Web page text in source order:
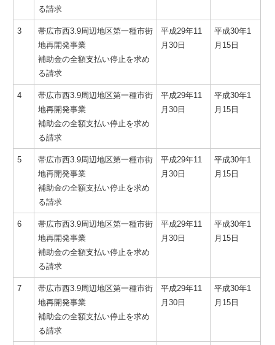
る請求
3
帯広市西3.9周辺地区第一種市街
地再開発事業
補助金の全額支払い停止を求め
る請求
平成29年11
月30日
平成30年1
月15日
4
帯広市西3.9周辺地区第一種市街
地再開発事業
補助金の全額支払い停止を求め
る請求
平成29年11
月30日
平成30年1
月15日
5
帯広市西3.9周辺地区第一種市街
地再開発事業
補助金の全額支払い停止を求め
る請求
平成29年11
月30日
平成30年1
月15日
6
帯広市西3.9周辺地区第一種市街
地再開発事業
補助金の全額支払い停止を求め
る請求
平成29年11
月30日
平成30年1
月15日
7
帯広市西3.9周辺地区第一種市街
地再開発事業
補助金の全額支払い停止を求め
る請求
平成29年11
月30日
平成30年1
月15日